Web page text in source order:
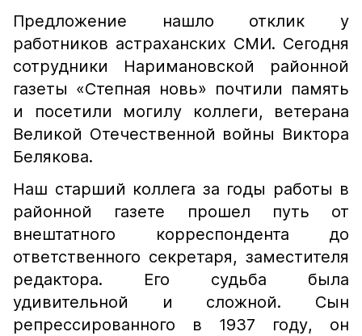
Предложение нашло отклик у
работников астраханских СМИ. Сегодня
сотрудники Наримановской районной
газеты «Степная новь» почтили память
и посетили могилу коллеги, ветерана
Великой Отечественной войны Виктора
Белякова.
Наш старший коллега за годы работы в
районной газете прошел путь от
внештатного корреспондента до
ответственного секретаря, заместителя
редактора. Его судьба была
удивительной и сложной. Сын
репрессированного в 1937 году, он